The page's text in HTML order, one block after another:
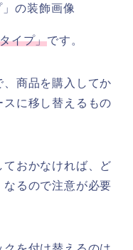
イプ」です。
商品を購入してか
に移し替えるもの
おかなければ、ど
るので注意が必要